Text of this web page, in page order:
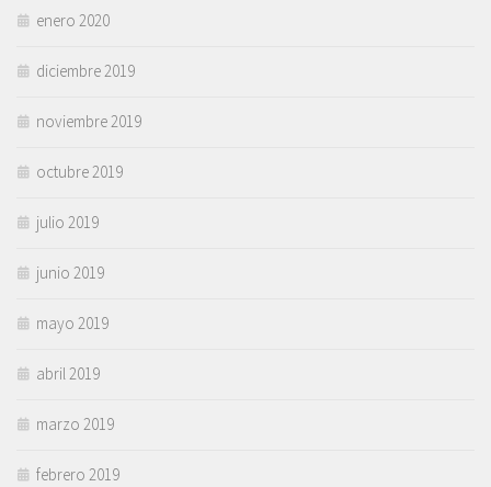
enero 2020
diciembre 2019
noviembre 2019
octubre 2019
julio 2019
junio 2019
mayo 2019
abril 2019
marzo 2019
febrero 2019